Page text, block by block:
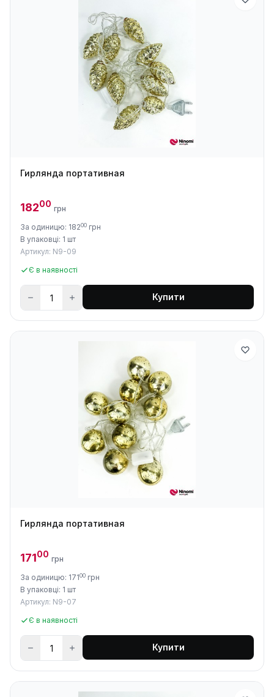
Гирлянда портативная
18200 грн
За одиницю: 18200 грн
В упаковці: 1 шт
Артикул: N9-09
Є в наявності
Купити
Гирлянда портативная
17100 грн
За одиницю: 17100 грн
В упаковці: 1 шт
Артикул: N9-07
Є в наявності
Купити